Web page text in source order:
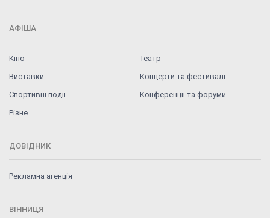
АФІША
Кіно
Театр
Виставки
Концерти та фестивалі
Спортивні події
Конференції та форуми
Різне
ДОВІДНИК
Рекламна агенція
ВІННИЦЯ